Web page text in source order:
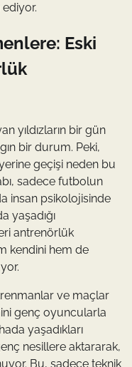
Eski
yıldızların bir gün
bir durum. Peki,
geçişi neden bu
sadece futbolun
insan psikolojisinde
yaşadığı
antrenörlük
kendini hem de
ve maçlar
genç oyuncularla
yaşadıkları
nesillere aktararak,
Bu, sadece teknik